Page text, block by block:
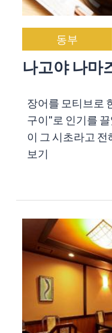
동부
나고야 나마
장어를 모티브로
구이"로 인기를
이 그 시초라고
보기